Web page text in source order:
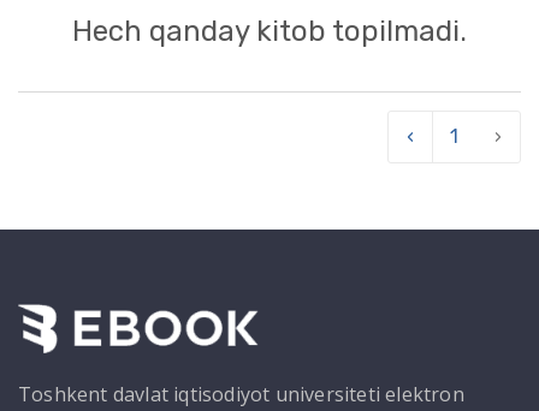
Hech qanday kitob topilmadi.
‹ 1 ›
Toshkent davlat iqtisodiyot universiteti elektron